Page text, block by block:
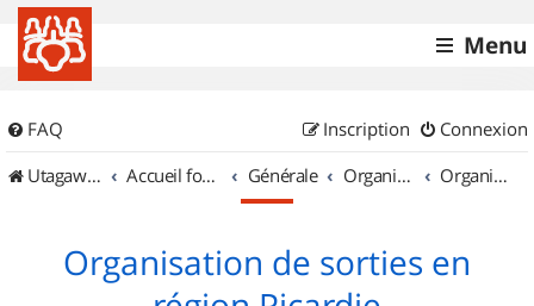
Menu
FAQ Connexion
Inscription
UtagawaVTT (Randos VTT et VTTAE avec traces GPS)
Accueil forum Générale Organisation de sorties & Recherche de partenaires Organisation de sorties en région Picardie
Organisation de sorties en